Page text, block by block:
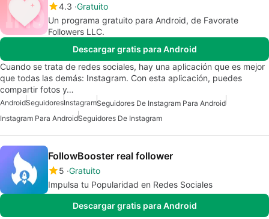
4.3 Gratuito
Un programa gratuito para Android, de Favorate
Followers LLC.
Descargar gratis para Android
Cuando se trata de redes sociales, hay una aplicación que es mejor
que todas las demás: Instagram. Con esta aplicación, puedes
compartir fotos y…
AndroidSeguidoresInstagramSeguidores De Instagram Para Android
Instagram Para AndroidSeguidores De Instagram
FollowBooster real follower
5 Gratuito
Impulsa tu Popularidad en Redes Sociales
Descargar gratis para Android